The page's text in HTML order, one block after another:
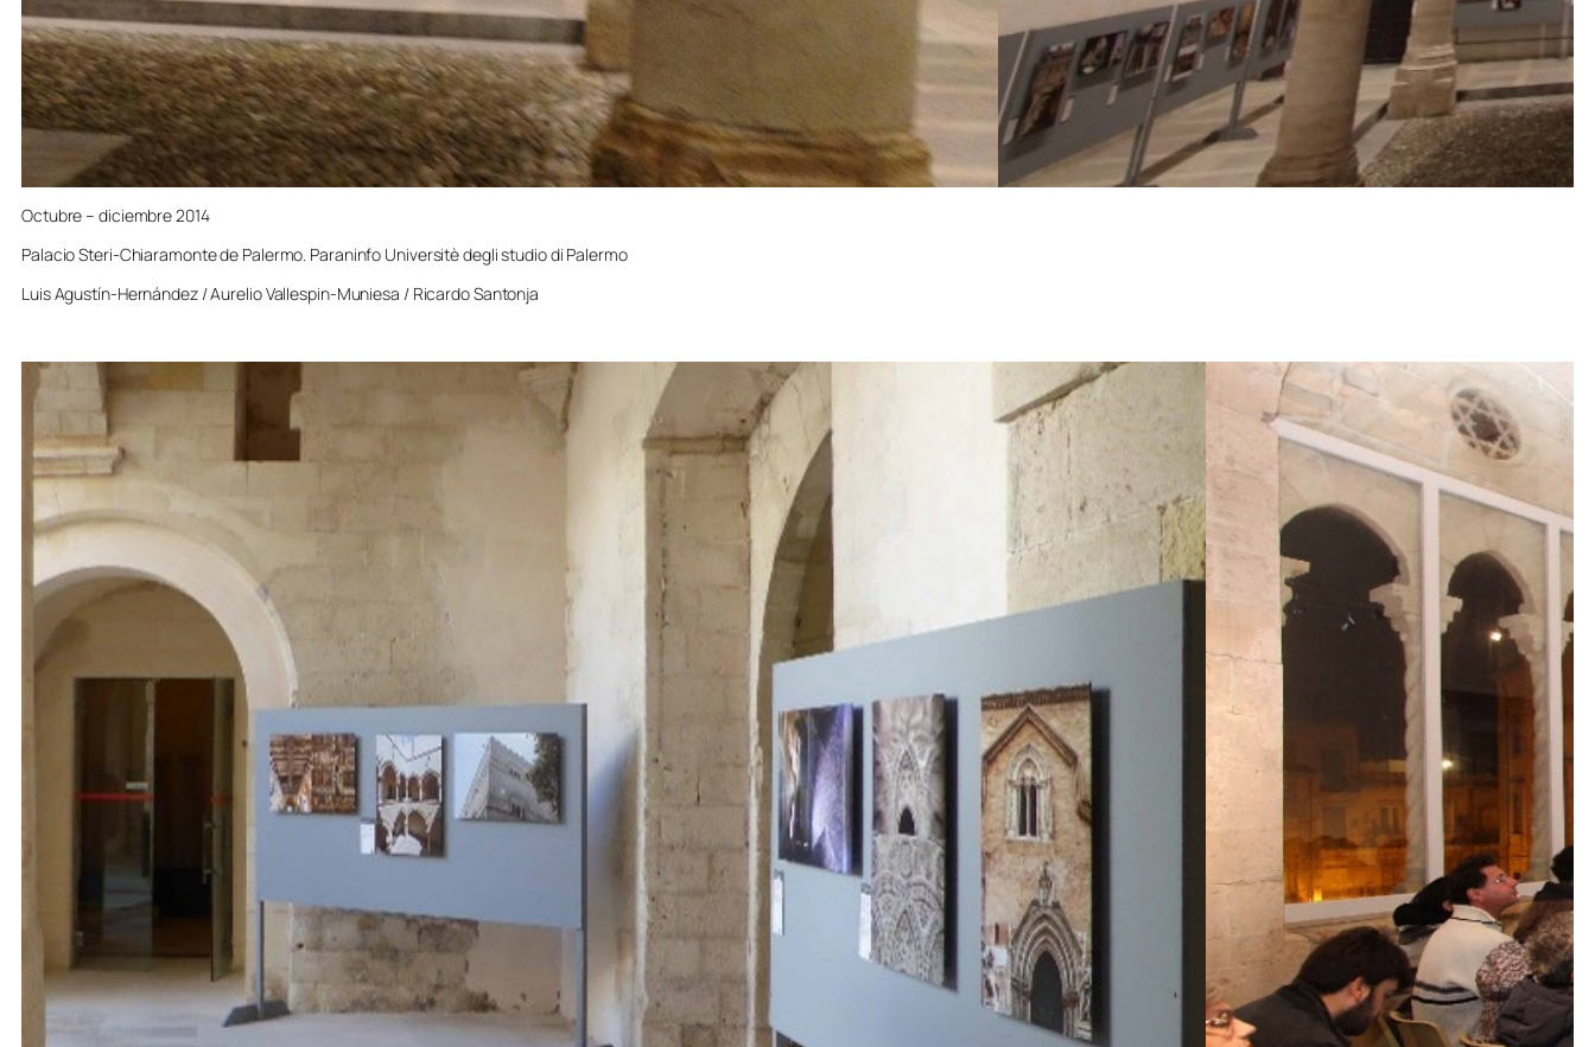
Octubre – diciembre 2014
Palacio Steri-Chiaramonte de Palermo. Paraninfo Universitè degli studio di Palermo
Luis Agustín-Hernández / Aurelio Vallespin-Muniesa / Ricardo Santonja